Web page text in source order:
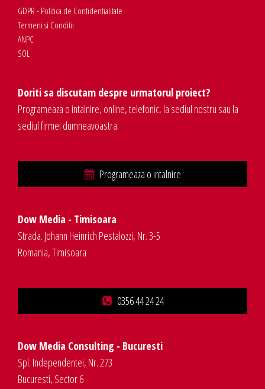
GDPR - Politica de Confidentialitate
Termeni si Conditii
ANPC
SOL
Doriti sa discutam despre urmatorul proiect?
Programeaza o intalnire, online, telefonic, la sediul nostru sau la
sediul firmei dumneavoastra.
Programeaza o intalnire
Dow Media - Timisoara
Strada. Johann Heinrich Pestalozzi, Nr. 3-5
Romania, Timisoara
0356 44 24 24
Dow Media Consulting - Bucuresti
Spl. Independentei, Nr. 273
Bucuresti, Sector 6